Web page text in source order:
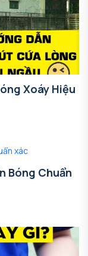
Xoáy Hiệu
Bóng Chuẩn